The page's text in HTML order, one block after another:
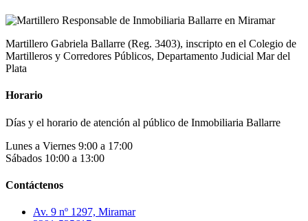
Martillero Gabriela Ballarre (Reg. 3403), inscripto en el Colegio de
Martilleros y Corredores Públicos, Departamento Judicial Mar del
Plata
Horario
Días y el horario de atención al público de Inmobiliaria Ballarre
Lunes a Viernes 9:00 a 17:00
Sábados 10:00 a 13:00
Contáctenos
Av. 9 nº 1297, Miramar